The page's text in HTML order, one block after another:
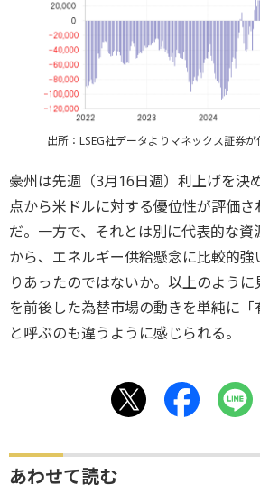
出所：LSEG社データよりマネックス証券が
豪州は先週（3月16日週）利上げを決
点から米ドルに対する優位性が評価さ
だ。一方で、それとは別に代表的な資
から、エネルギー供給懸念に比較的
りあったのではないか。以上のよう
を前後した為替市場の動きを単純に「
と呼ぶのも違うように感じられる。
あわせて読む